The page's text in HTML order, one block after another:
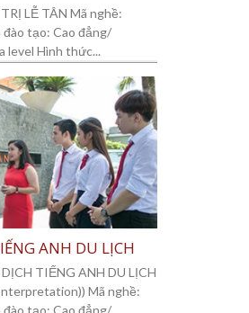
LỄ TÂN Mã nghề:
tạo: Cao đẳng/
level Hình thức...
ANH DU LỊCH
TIẾNG ANH DU LỊCH
Mã nghề: